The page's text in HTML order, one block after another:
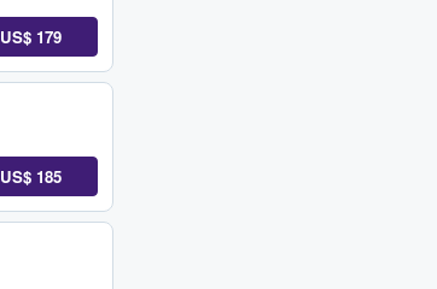
US$ 179
US$ 185